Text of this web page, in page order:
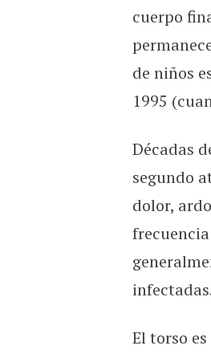
cuerpo
de niños
1995
Décadas
segundo
dolor,
El torso